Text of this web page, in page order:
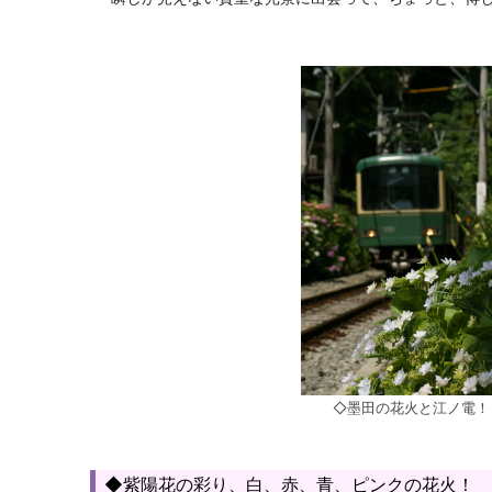
◇墨田の花火と江ノ電！
◆紫陽花の彩り、白、赤、青、ピンクの花火！